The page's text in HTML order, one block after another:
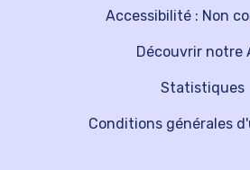
Découvrir notre
Statistiques
Accessibilité : Non
Conditions générales